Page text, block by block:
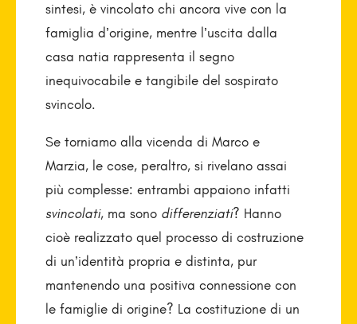
sintesi, è vincolato chi ancora vive con la
famiglia d’origine, mentre l’uscita dalla
casa natia rappresenta il segno
inequivocabile e tangibile del sospirato
svincolo.
Se torniamo alla vicenda di Marco e
Marzia, le cose, peraltro, si rivelano assai
più complesse: entrambi appaiono infatti
svincolati, ma sono differenziati? Hanno
cioè realizzato quel processo di costruzione
di un’identità propria e distinta, pur
mantenendo una positiva connessione con
le famiglie di origine? La costituzione di un